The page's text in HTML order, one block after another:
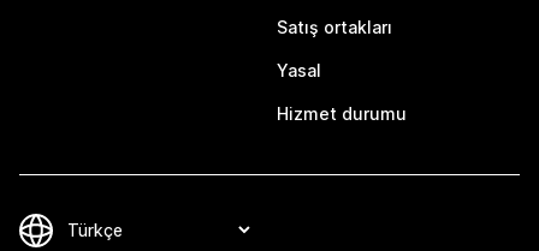
Satış ortakları
Yasal
Hizmet durumu